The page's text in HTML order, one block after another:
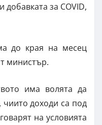
за COVID,
до края на месец
министър.
има волята да
доходи са под
на условията